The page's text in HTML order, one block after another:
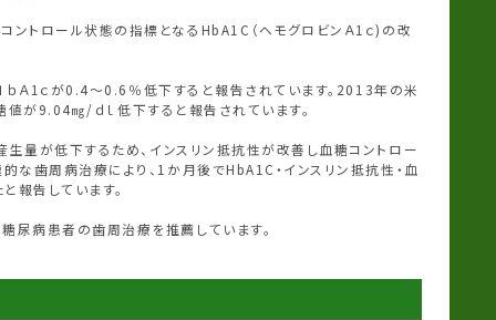
トロール状態の指標となるHbA1C（ヘモグロビンＡ1ｃ)の改
Ａ1ｃが0.4～0.6％低下すると報告されています。2013年の米
が9.04㎎/ｄｌ低下すると報告されています。
量が低下するため、インスリン抵抗性が改善し血糖コントロー
な歯周病治療により、1か月後でHbA1C・インスリン抵抗性・血
報告しています。
病患者の歯周治療を推薦しています。